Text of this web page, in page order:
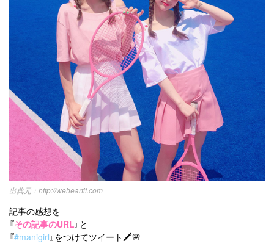
http://weheartit.com
記事の感想を
『その記事のURL』と
『#manigirl』をつけてツイート🖍🌸